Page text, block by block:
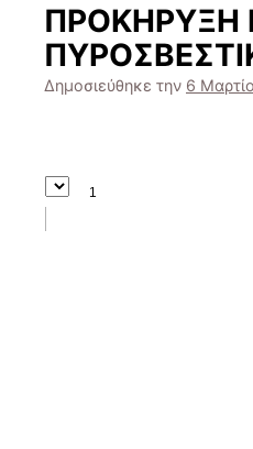
ΠΡΟΚΗΡΥΞΗ
Δημοσιεύθηκε την 6